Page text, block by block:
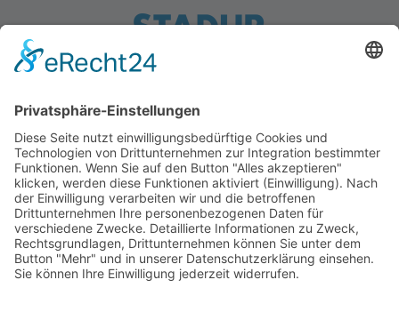
Kontakt Downloads StadurTV
AGB
Impressum
Datenschutz
+49 (0) 4144 - 234 0
+49 (0) 4144 - 234 100
stadur@stadur.com